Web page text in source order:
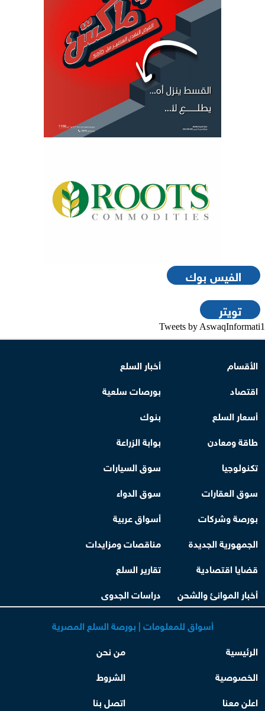
الفيس بوك
تويتر
Tweets by AswaqInformati1
الأقسام
أخبار السلع
اقتصاد
بورصات سلعية
أسعار السلع
بنوك
طاقة ومعادن
بوابة الزراعة
تكنولوجيا
سوق السيارات
سوق العقارات
سوق الدواء
بورصة وشركات
أسواق عربية
الجمهورية الجديدة
مناقصات ومزايدات
قضايا اقتصادية
تقارير السلع
أخبار الموانئ والشحن
دراسات الجدوى
أسواق للمعلومات | بورصة السلع المصرية
الرئيسية
من نحن
الخصوصية
الشروط
اعلن معنا
اتصل بنا